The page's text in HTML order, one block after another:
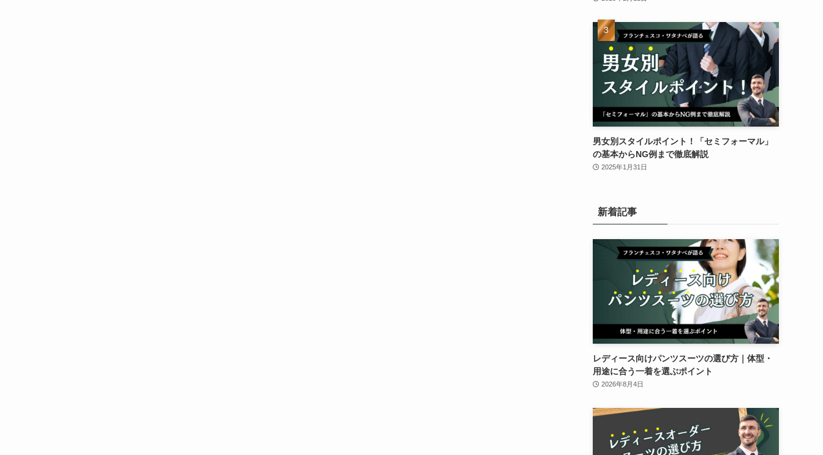
男女別スタイルポイント！「セミフォーマル」
の基本からNG例まで徹底解説
2025年1月31日
新着記事
レディース向けパンツスーツの選び方｜体型・
用途に合う一着を選ぶポイント
2026年8月4日